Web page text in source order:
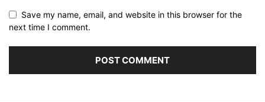
Save my name, email, and website in this browser for the
next time I comment.